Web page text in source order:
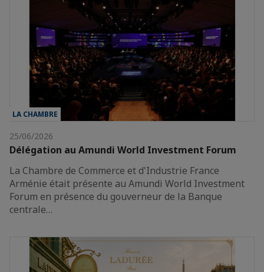
LA CHAMBRE
25/06/2026
Délégation au Amundi World Investment Forum
La Chambre de Commerce et d'Industrie France
Arménie était présente au Amundi World Investment
Forum en présence du gouverneur de la Banque
centrale…